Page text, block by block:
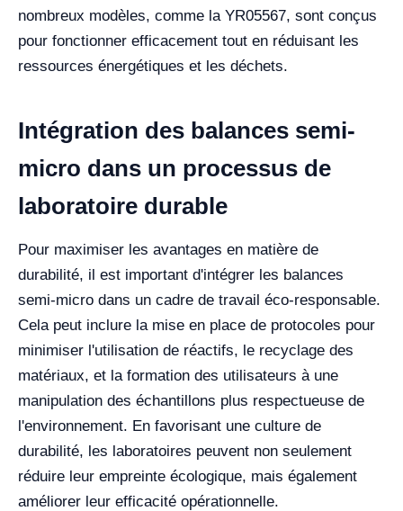
nombreux modèles, comme la YR05567, sont conçus
pour fonctionner efficacement tout en réduisant les
ressources énergétiques et les déchets.
Intégration des balances semi-
micro dans un processus de
laboratoire durable
Pour maximiser les avantages en matière de
durabilité, il est important d'intégrer les balances
semi-micro dans un cadre de travail éco-responsable.
Cela peut inclure la mise en place de protocoles pour
minimiser l'utilisation de réactifs, le recyclage des
matériaux, et la formation des utilisateurs à une
manipulation des échantillons plus respectueuse de
l'environnement. En favorisant une culture de
durabilité, les laboratoires peuvent non seulement
réduire leur empreinte écologique, mais également
améliorer leur efficacité opérationnelle.